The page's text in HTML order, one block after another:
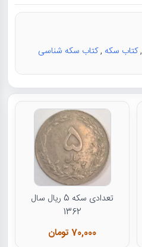
,کتاب سکه ,کتاب سکه شناسی
تعدادی سکه 5 ریال سال
1362
70,000 تومان